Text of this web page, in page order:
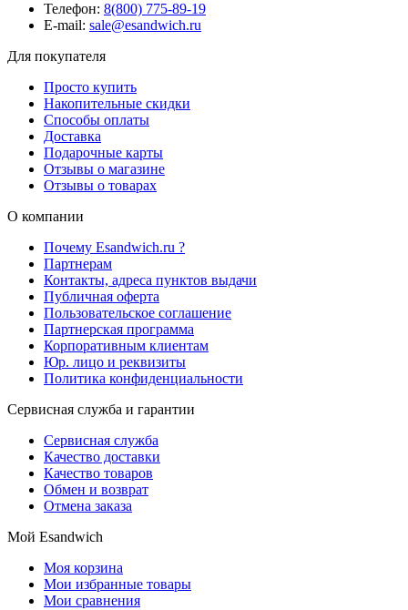
Телефон: 8(800) 775-89-19
E-mail: sale@esandwich.ru
Для покупателя
Просто купить
Накопительные скидки
Способы оплаты
Доставка
Подарочные карты
Отзывы о магазине
Отзывы о товарах
О компании
Почему Esandwich.ru ?
Партнерам
Контакты, адреса пунктов выдачи
Публичная оферта
Пользовательское соглашение
Партнерская программа
Корпоративным клиентам
Юр. лицо и реквизиты
Политика конфиденциальности
Сервисная служба и гарантии
Сервисная служба
Качество доставки
Качество товаров
Обмен и возврат
Отмена заказа
Мой Esandwich
Моя корзина
Мои избранные товары
Мои сравнения